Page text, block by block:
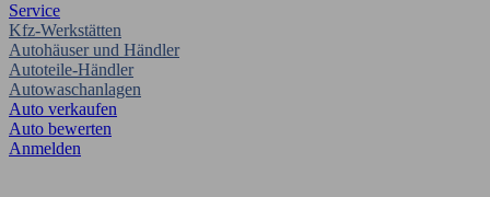
Service
Kfz-Werkstätten
Autohäuser und Händler
Autoteile-Händler
Autowaschanlagen
Auto verkaufen
Auto bewerten
Anmelden